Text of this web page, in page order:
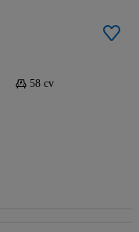
58 cv